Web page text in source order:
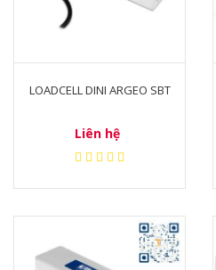
LOADCELL DINI ARGEO SBT
Liên hệ